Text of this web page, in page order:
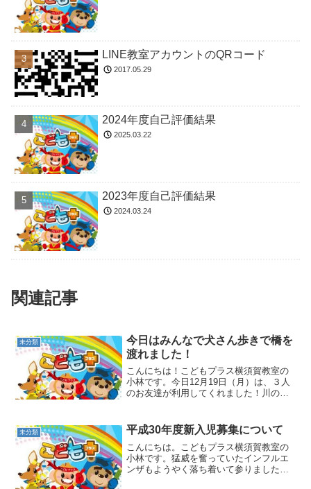
LINE教室アカウントのQRコード
2017.05.29
2024年度自己評価結果
2025.03.22
2023年度自己評価結果
2024.03.24
関連記事
未分類
今日はみんなで犬さん歩きで橋を
渡れました！
こんにちは！こどもプラス横須賀教室の
小林です。今日12月19日（月）は、３人
のお友達が利用してくれました！川の中
橋を、犬さん歩きでそーっと歩い
て・・・ごろごろ焼き芋さんに...
未分類 平成30年度新入児募集について
こんにちは。こどもプラス横須賀教室の
小林です。猛威を奮っていたインフルエ
ンザもようやく落ち着いて参りました